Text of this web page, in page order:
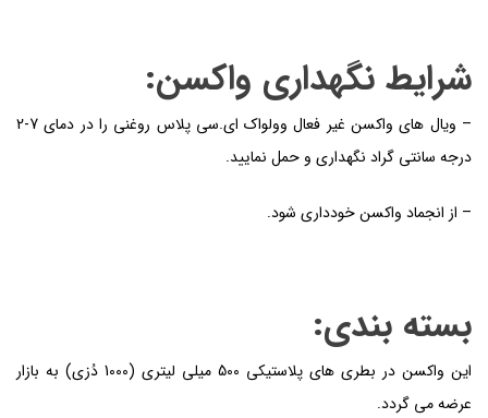
شرایط نگهداری واکسن:
– ویال های واکسن غیر فعال وولواک ای.سی پلاس روغنی را در دمای 7-2
درجه سانتی گراد نگهداری و حمل نمایید.
– از انجماد واکسن خودداری شود.
بسته بندی:
این واکسن در بطری های پلاستیکی 500 میلی لیتری (1000 دُزی) به بازار
عرضه می گردد.